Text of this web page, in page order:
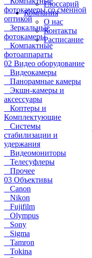
Глоссарий
Компания
О нас
Контакты
Расписание
фотокамеры со сменной
оптикой
Зеркальные
фотокамеры
Компактные
фотоаппараты
02 Видео оборудование
Видеокамеры
Панорамные камеры
Экшн-камеры и
аксессуары
Коптеры и
Комплектующие
Системы
стабилизации и
удержания
Видеомониторы
Телесуфлеры
Прочее
03 Объективы
Canon
Nikon
Fujifilm
Olympus
Sony
Sigma
Tamron
Tokina